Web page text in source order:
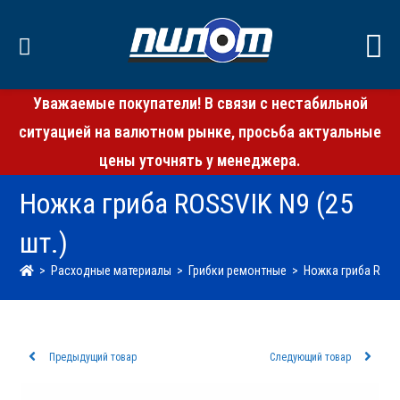
Уважаемые покупатели! В связи с нестабильной
ситуацией на валютном рынке, просьба актуальные
цены уточнять у менеджера.
Ножка гриба ROSSVIK N9 (25
шт.)
> Расходные материалы > Грибки ремонтные > Ножка гриба
Предыдущий товар Следующий товар